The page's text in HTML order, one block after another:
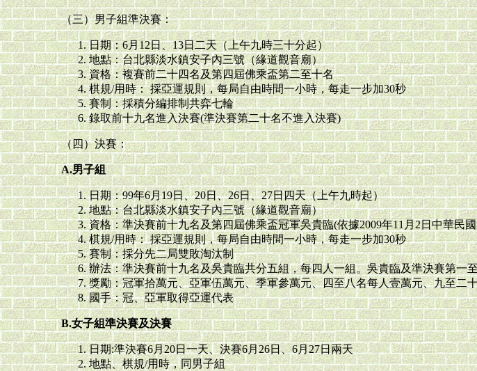
（三）男子組準決賽：
日期：6月12日、13日二天（上午九時三十分起）
地點：台北縣淡水鎮安子內三號（緣道觀音廟）
資格：複賽前二十四名及第四屆佛乘盃第二至十名
棋規/用時： 採亞運規則，每局自由時間一小時，每走一步加30秒
賽制：採積分編排制共弈七輪
錄取前十九名進入決賽(準決賽第二十名不進入決賽)
（四）決賽：
A.男子組
日期：99年6月19日、20日、26日、27日四天（上午九時起）
地點：台北縣淡水鎮安子內三號（緣道觀音廟）
資格：準決賽前十九名及第四屆佛乘盃冠軍吳貴臨(依據2009年11月2日中華民
棋規/用時： 採亞運規則，每局自由時間一小時，每走一步加30秒
賽制：採分先二局雙敗淘汰制
辦法：準決賽前十九名及吳貴臨共分五組，每四人一組。吳貴臨及準決賽第
獎勵：冠軍拾萬元、亞軍伍萬元、季軍參萬元、四至八名每人壹萬元、九至二
國手：冠、亞軍取得亞運代表
B.女子組準決賽及決賽
日期:準決賽6月20日一天、決賽6月26日、6月27日兩天
地點、棋規/用時，同男子組